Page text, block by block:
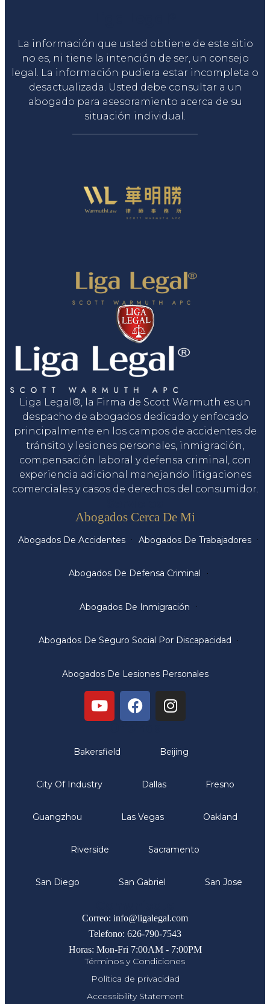
La información que usted obtiene de este sitio
no es, ni tiene la intención de ser, un consejo
legal. La información pudiera estar incompleta o
desactualizada. Usted debe consultar a un
abogado para asesoramiento acerca de su
situación individual.
Liga Legal®, la Firma de Scott Warmuth es un
despacho de abogados dedicado y enfocado
principalmente en los campos de accidentes de
tránsito y lesiones personales, inmigración,
compensación laboral y defensa criminal, con
experiencia adicional manejando litigaciones
comerciales y casos de derechos del consumidor.
Abogados Cerca De Mi
Abogados De Accidentes Abogados De Trabajadores
Abogados De Defensa Criminal
Abogados De Inmigración
Abogados De Seguro Social Por Discapacidad
Abogados De Lesiones Personales
Bakersfield Beijing
City Of Industry Dallas Fresno
Guangzhou Las Vegas Oakland
Riverside Sacramento
San Diego San Gabriel San Jose
Correo: info@ligalegal.com
Telefono: 626-790-7543
Horas: Mon-Fri 7:00AM - 7:00PM
Términos y Condiciones
Política de privacidad
Accessibility Statement